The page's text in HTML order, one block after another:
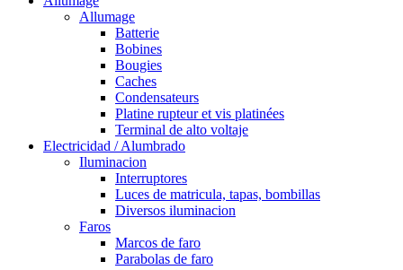
Allumage
Batterie
Bobines
Bougies
Caches
Condensateurs
Platine rupteur et vis platinées
Terminal de alto voltaje
Electricidad / Alumbrado
Iluminacion
Interruptores
Luces de matricula, tapas, bombillas
Diversos iluminacion
Faros
Marcos de faro
Parabolas de faro